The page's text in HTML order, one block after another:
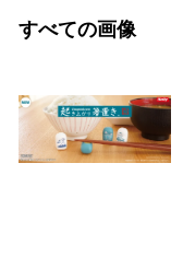
すべての画像